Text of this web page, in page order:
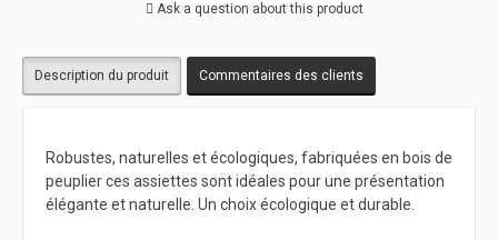
Ask a question about this product
Description du produit Commentaires des clients
Robustes, naturelles et écologiques, fabriquées en bois de
peuplier ces assiettes sont idéales pour une présentation
élégante et naturelle. Un choix écologique et durable.